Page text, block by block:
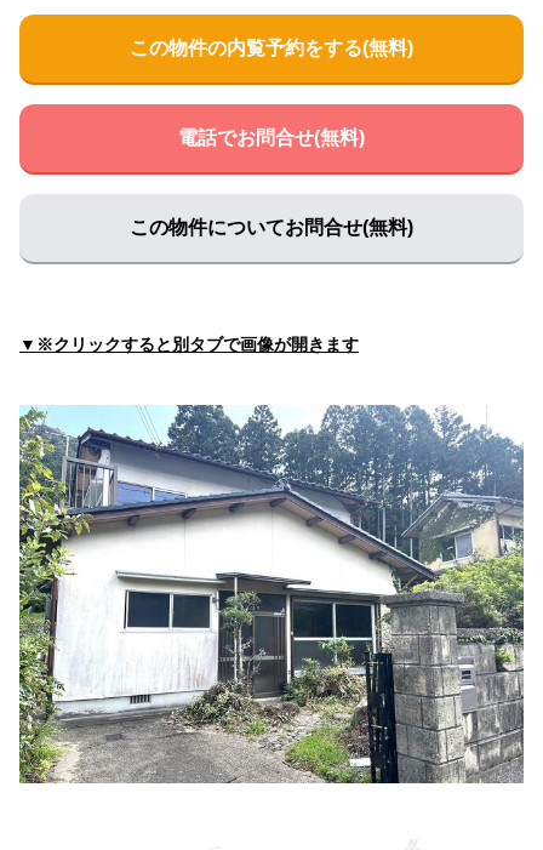
ひかみシルバーホーム
兵庫県丹波市氷上町絹山５１３ マップで見る
マップで見る
海動物病院 丹波往診所
住所:兵庫県丹波市氷上町成松３７０ マップで見る
住所:
兵庫県丹波市氷上町成松４６０−１ マップで見る
大森デンタルクリニック
住所:兵庫県丹波市氷上町石生２５１４−１ マップで見る
小森獣医科病院
住所:
兵庫県丹波市氷上町市辺２０７−１ マップで見る
ＪＡ丹波ひかみ 畜産センター・家畜診療所
住所:
兵庫県丹波市氷上町石生５５０ マップで見る
大塚病院前（バス）
住所:兵庫県丹波市氷上町絹山 マップで見る
大塚病院 居宅介護支援事業所
住所:兵庫県丹波市氷上町絹山５１３ マップで見る
マップで見る
この物件の内覧予約をする(無料)
電話でお問合せ(無料)
この物件についてお問合せ(無料)
▼※クリックすると別タブで画像が開きます